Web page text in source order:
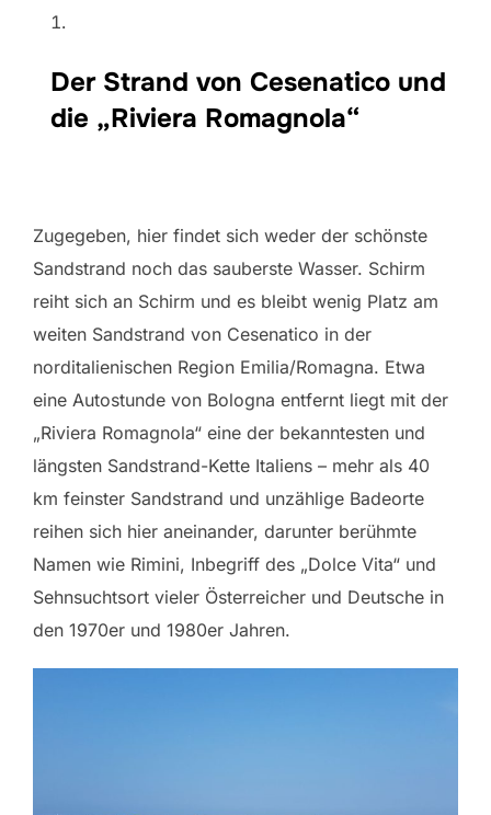
Der Strand von Cesenatico und
die „Riviera Romagnola“
Zugegeben, hier findet sich weder der schönste
Sandstrand noch das sauberste Wasser. Schirm
reiht sich an Schirm und es bleibt wenig Platz am
weiten Sandstrand von Cesenatico in der
norditalienischen Region Emilia/Romagna. Etwa
eine Autostunde von Bologna entfernt liegt mit der
„Riviera Romagnola“ eine der bekanntesten und
längsten Sandstrand-Kette Italiens – mehr als 40
km feinster Sandstrand und unzählige Badeorte
reihen sich hier aneinander, darunter berühmte
Namen wie Rimini, Inbegriff des „Dolce Vita“ und
Sehnsuchtsort vieler Österreicher und Deutsche in
den 1970er und 1980er Jahren.